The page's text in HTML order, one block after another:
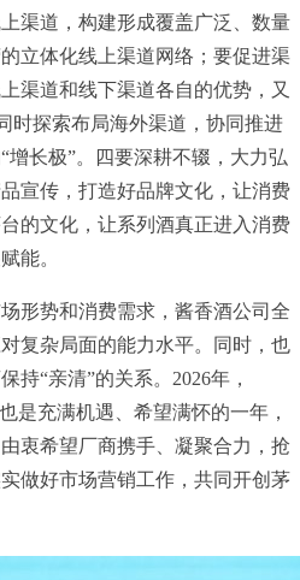
渠道，构建形成覆盖广泛、数量
立体化线上渠道网络；要促进渠
渠道和线下渠道各自的优势，又
时探索布局海外渠道，协同推进
增长极”。四要深耕不辍，大力弘
宣传，打造好品牌文化，让消费
的文化，让系列酒真正进入消费
能。
形势和消费需求，酱香酒公司全
对复杂局面的能力水平。同时，也
持“亲清”的关系。2026年，
是充满机遇、希望满怀的一年，
衷希望厂商携手、凝聚合力，抢
做好市场营销工作，共同开创茅